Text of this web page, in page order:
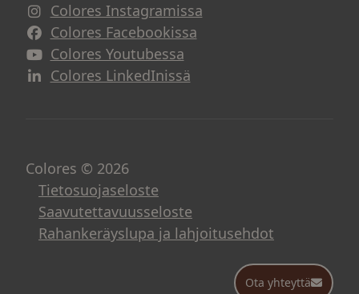
Colores Instagramissa
Avautuu uuteen ikkunaan
Colores Facebookissa
Avautuu uuteen ikkunaan
Colores Youtubessa
Avautuu uuteen ikkunaan
Colores LinkedInissä
Avautuu uuteen ikkunaan
Colores © 2026
Tietosuojaseloste
Saavutettavuusseloste
Rahankeräyslupa ja lahjoitusehdot
Ota yhteyttä
Ota yhteyttä